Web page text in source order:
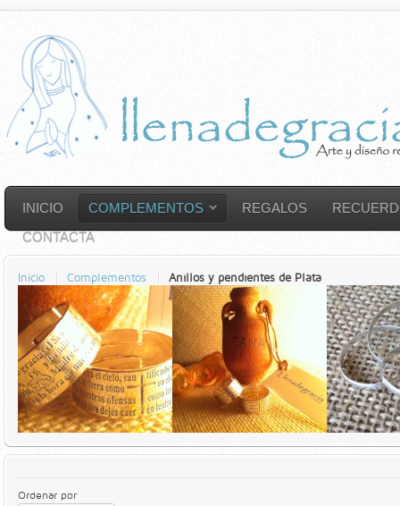
INICIO COMPLEMENTOS REGALOS
CONTACTA
Inicio Complementos Anillos y pendientes de Plata
Ordenar por